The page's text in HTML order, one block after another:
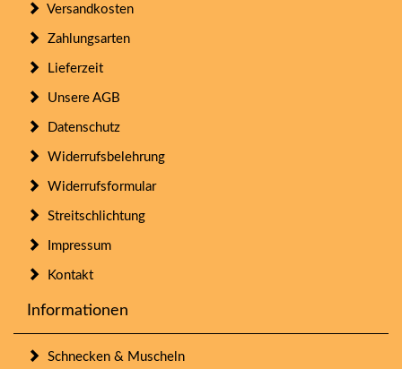
Versandkosten
Zahlungsarten
Lieferzeit
Unsere AGB
Datenschutz
Widerrufsbelehrung
Widerrufsformular
Streitschlichtung
Impressum
Kontakt
Informationen
Schnecken & Muscheln